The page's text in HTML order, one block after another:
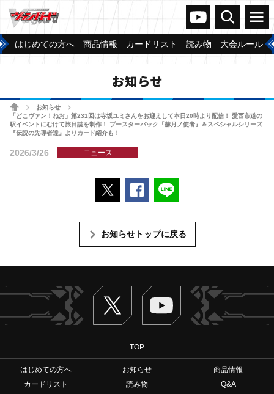
ヴァンガードch
検索 メニュー
はじめての方へ 商品情報 カードリスト 読み物 大会ルール
お知らせ
ホームお知らせ
「どこヴァン！ねお」第231回は寺坂ユミさんをお迎えして本日20時より配信！ 愛西市道の
駅イベントにむけて旅日誌を制作！ ブースターパック『赫月ノ使者』＆スペシャルシリーズ
『伝説の先導者達』よりカード紹介も！
2026/3/26 ニュース
ポストするFacebookでシェアする
お知らせトップに戻る
Twitter ヴァンガードch
TOP
はじめての方へ お知らせ
商品情報
カードリスト
読み物
Q&A